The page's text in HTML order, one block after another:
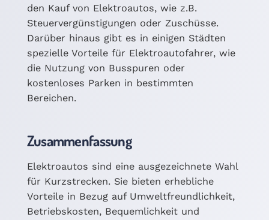
den Kauf von Elektroautos, wie z.B.
Steuervergünstigungen oder Zuschüsse.
Darüber hinaus gibt es in einigen Städten
spezielle Vorteile für Elektroautofahrer, wie
die Nutzung von Busspuren oder
kostenloses Parken in bestimmten
Bereichen.
Zusammenfassung
Elektroautos sind eine ausgezeichnete Wahl
für Kurzstrecken. Sie bieten erhebliche
Vorteile in Bezug auf Umweltfreundlichkeit,
Betriebskosten, Bequemlichkeit und